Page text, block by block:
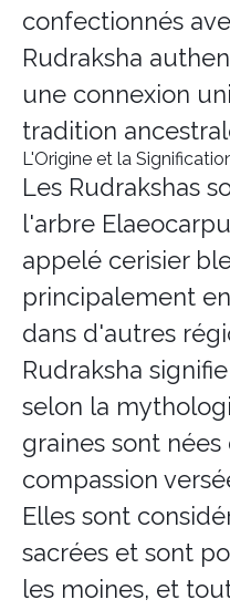
confectionnés
Rudraksha
une connexion
tradition
L'Origine et la
Les Rudrakshas
l'arbre
appelé cerisier
principalement
dans d'autres
Rudraksha
selon la
graines sont
compassion
Elles sont
sacrées et sont
les moines, et